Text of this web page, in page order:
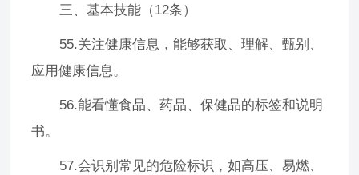
三、基本技能（12条）
55.关注健康信息，能够获取、理解、甄别、
应用健康信息。
56.能看懂食品、药品、保健品的标签和说明
书。
57.会识别常见的危险标识，如高压、易燃、